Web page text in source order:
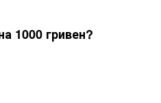
1000 гривен?